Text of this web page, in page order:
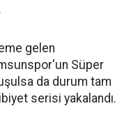
gelen
Süper
da durum tam
serisi yakalandı.